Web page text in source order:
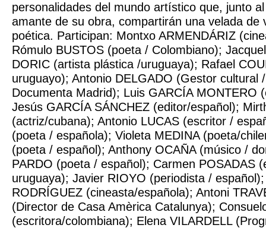
personalidades del mundo artístico que, junto
amante de su obra, compartirán una velada de
poética. Participan: Montxo ARMENDÁRIZ
Rómulo BUSTOS (poeta / Colombiano);
DORIC (artista plástica /uruguaya); Rafael
uruguayo); Antonio DELGADO (Gestor cultural
Documenta Madrid); Luis GARCÍA MONTERO
Jesús GARCÍA SÁNCHEZ (editor/español);
(actriz/cubana); Antonio LUCAS (escritor /
(poeta / española); Violeta MEDINA (poeta/
(poeta / español); Anthony OCAÑA (músico /
PARDO (poeta / español); Carmen POSADAS
uruguaya); Javier RIOYO (periodista /
RODRÍGUEZ (cineasta/española); Antoni
(Director de Casa Amèrica Catalunya);
(escritora/colombiana); Elena VILARDELL